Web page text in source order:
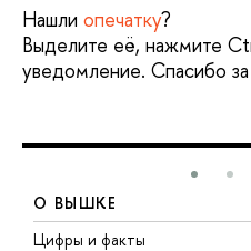
Нашли опечатку?
Выделите её, нажмите
уведомление. Спасибо за
О ВЫШКЕ
Цифры и факты